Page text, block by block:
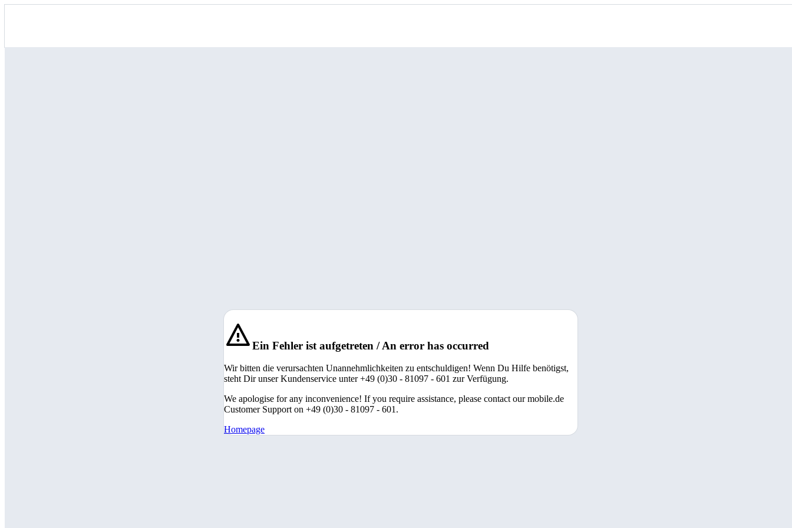
Ein Fehler ist aufgetreten / An error has occurred
Wir bitten die verursachten Unannehmlichkeiten zu entschuldigen! Wenn Du Hilfe benötigst,
steht Dir unser Kundenservice unter +49 (0)30 - 81097 - 601 zur Verfügung.
We apologise for any inconvenience! If you require assistance, please contact our mobile.de
Customer Support on +49 (0)30 - 81097 - 601.
Homepage